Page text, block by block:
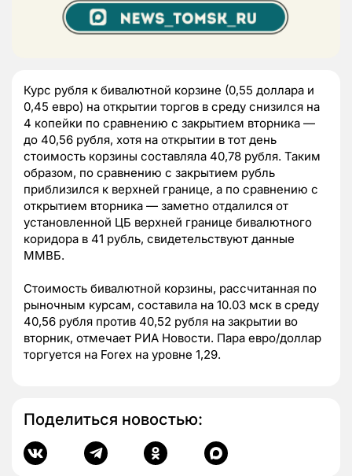
Курс рубля к бивалютной корзине (0,55 доллара и
0,45 евро) на открытии торгов в среду снизился на
4 копейки по сравнению с закрытием вторника —
до 40,56 рубля, хотя на открытии в тот день
стоимость корзины составляла 40,78 рубля. Таким
образом, по сравнению с закрытием рубль
приблизился к верхней границе, а по сравнению с
открытием вторника — заметно отдалился от
установленной ЦБ верхней границе бивалютного
коридора в 41 рубль, свидетельствуют данные
ММВБ.
Стоимость бивалютной корзины, рассчитанная по
рыночным курсам, составила на 10.03 мск в среду
40,56 рубля против 40,52 рубля на закрытии во
вторник, отмечает РИА Новости. Пара евро/доллар
торгуется на Forex на уровне 1,29.
Поделиться новостью: